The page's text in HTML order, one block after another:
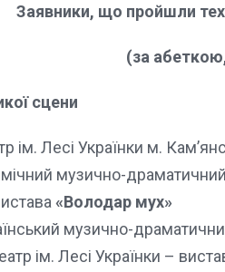
Заявники, що пройшли
(за
сцени
Лесі Українки м.
музично-
«Володар мух»
музично-
ім. Лесі Українки –